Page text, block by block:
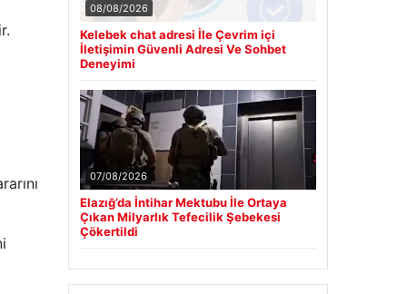
08/08/2026
Kelebek chat adresi İle Çevrim içi
İletişimin Güvenli Adresi Ve Sohbet
Deneyimi
07/08/2026
Elazığ’da İntihar Mektubu İle Ortaya
Çıkan Milyarlık Tefecilik Şebekesi
Çökertildi